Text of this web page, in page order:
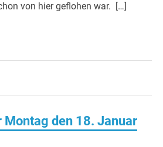
von hier geflohen war. […]
den 18. Januar